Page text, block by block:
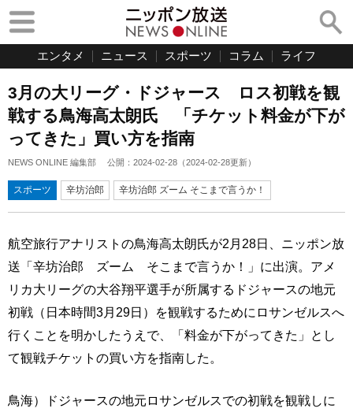
エンタメ ニュース スポーツ コラム ライフ
3月の大リーグ・ドジャース ロス初戦を観
戦する鳥海高太朗氏 「チケット料金が下が
ってきた」買い方を指南
NEWS ONLINE 編集部 公開： 2024-02-28 （2024-02-28更新）
スポーツ 辛坊治郎 辛坊治郎 ズーム そこまで言うか！
航空旅行アナリストの鳥海高太朗氏が2月28日、ニッポン放
送「辛坊治郎 ズーム そこまで言うか！」に出演。アメ
リカ大リーグの大谷翔平選手が所属するドジャースの地元
初戦（日本時間3月29日）を観戦するためにロサンゼルスへ
行くことを明かしたうえで、「料金が下がってきた」とし
て観戦チケットの買い方を指南した。
鳥海）ドジャースの地元ロサンゼルスでの初戦を観戦しに